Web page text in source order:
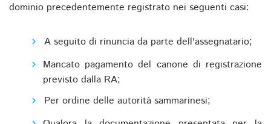
dominio precedentemente registrato nei seguenti casi:
A seguito di rinuncia da parte dell'assegnatario;
Mancato pagamento del canone di registrazione
previsto dalla RA;
Per ordine delle autorità sammarinesi;